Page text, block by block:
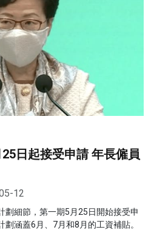
日起接受申請 年長僱員
12
劃細節，第一期5月25日開始接受申
涵蓋6月、7月和8月的工資補貼。